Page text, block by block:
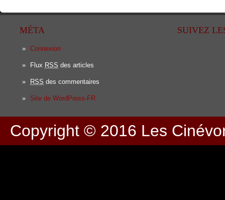
MÉTA
Connexion
Flux RSS des articles
RSS des commentaires
Site de WordPress-FR
SUIVEZ
Copyright © 2016 Les